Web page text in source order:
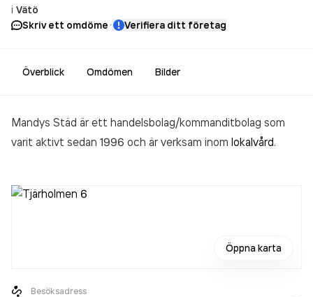
i Vätö
Skriv ett omdöme· Verifiera ditt företag
Överblick Omdömen Bilder
Mandys Städ är ett handelsbolag/kommanditbolag som
varit aktivt sedan 1996 och är verksam inom lokalvård.
Öppna karta
Besöksadress